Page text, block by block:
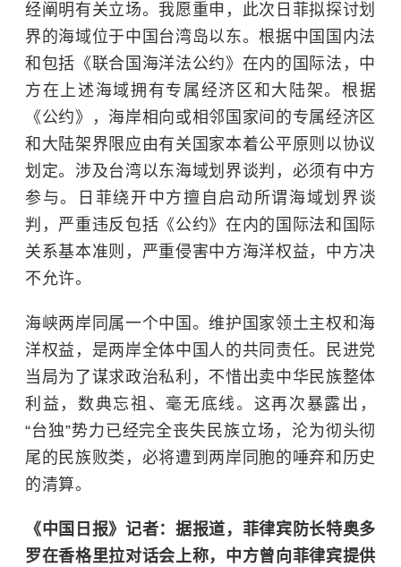
经阐明有关立场。我愿重申，此次日菲拟探讨划
界的海域位于中国台湾岛以东。根据中国国内法
和包括《联合国海洋法公约》在内的国际法，中
方在上述海域拥有专属经济区和大陆架。根据
《公约》，海岸相向或相邻国家间的专属经济区
和大陆架界限应由有关国家本着公平原则以协议
划定。涉及台湾以东海域划界谈判，必须有中方
参与。日菲绕开中方擅自启动所谓海域划界谈
判，严重违反包括《公约》在内的国际法和国际
关系基本准则，严重侵害中方海洋权益，中方决
不允许。
海峡两岸同属一个中国。维护国家领土主权和海
洋权益，是两岸全体中国人的共同责任。民进党
当局为了谋求政治私利，不惜出卖中华民族整体
利益，数典忘祖、毫无底线。这再次暴露出，
“台独”势力已经完全丧失民族立场，沦为彻头彻
尾的民族败类，必将遭到两岸同胞的唾弃和历史
的清算。
《中国日报》记者：据报道，菲律宾防长特奥多
罗在香格里拉对话会上称，中方曾向菲律宾提供